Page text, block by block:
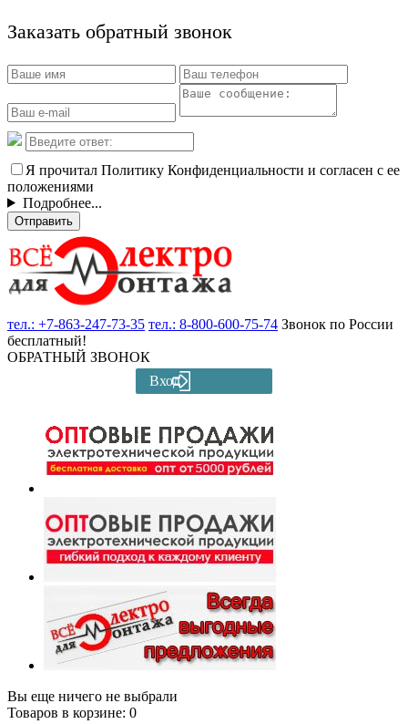
Заказать обратный звонок
Я прочитал Политику Конфиденциальности и согласен с ее
положениями
Подробнее...
Отправить
тел.: +7-863-247-73-35 тел.: 8-800-600-75-74 Звонок по России
бесплатный!
ОБРАТНЫЙ ЗВОНОК
Вход
Вы еще ничего не выбрали
Товаров в корзине: 0